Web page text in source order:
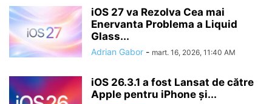
iOS 27 va Rezolva Cea mai
Enervanta Problema a Liquid
Glass...
Adrian Gabor - mart. 16, 2026, 11:40 AM
iOS 26.3.1 a fost Lansat de către
Apple pentru iPhone și...